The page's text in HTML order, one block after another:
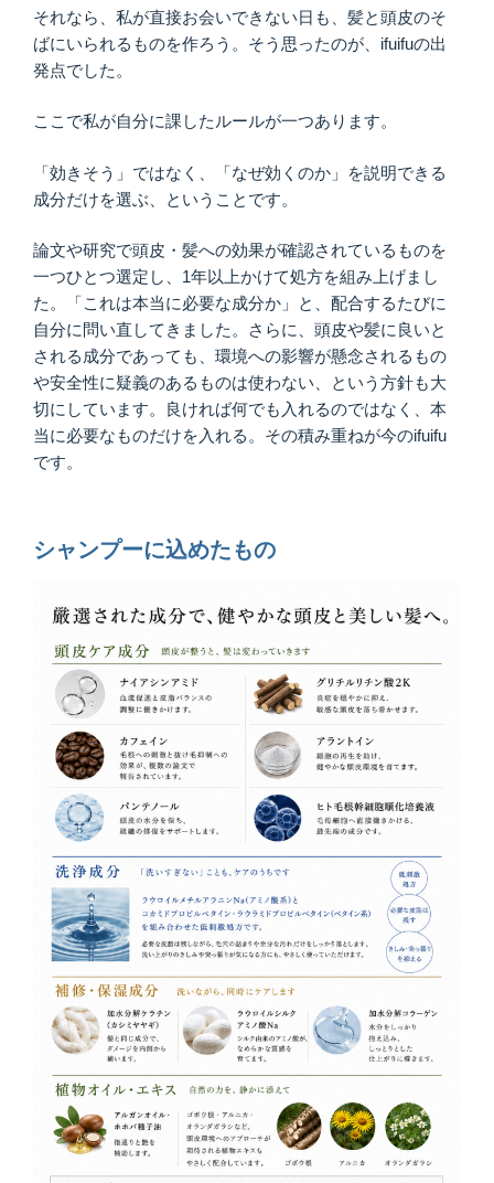
それなら、私が直接お会いできない日も、髪と頭皮のそ
ばにいられるものを作ろう。そう思ったのが、ifuifuの出
発点でした。
ここで私が自分に課したルールが一つあります。
「効きそう」ではなく、「なぜ効くのか」を説明できる
成分だけを選ぶ、ということです。
論文や研究で頭皮・髪への効果が確認されているものを
一つひとつ選定し、1年以上かけて処方を組み上げまし
た。「これは本当に必要な成分か」と、配合するたびに
自分に問い直してきました。さらに、頭皮や髪に良いと
される成分であっても、環境への影響が懸念されるもの
や安全性に疑義のあるものは使わない、という方針も大
切にしています。良ければ何でも入れるのではなく、本
当に必要なものだけを入れる。その積み重ねが今のifuifu
です。
シャンプーに込めたもの